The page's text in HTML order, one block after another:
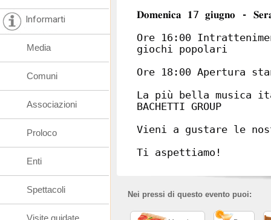
𝐃𝐨𝐦𝐞𝐧𝐢𝐜𝐚 𝟏7 𝐠𝐢𝐮𝐠𝐧𝐨 -
Ore 16:00
giochi popolari
Ore 18:00 Apertura
La più bella musica
BACHETTI GROUP
Vieni a gustare le
Ti aspettiamo!
Nei pressi di questo evento puoi:
Informarti
Media
Comuni
Associazioni
Proloco
Enti
Spettacoli
Visite guidate